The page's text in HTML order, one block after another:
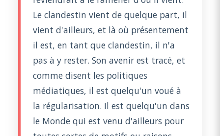
Le clandestin vient de quelque part, il
vient d'ailleurs, et là où présentement
il est, en tant que clandestin, il n'a
pas à y rester. Son avenir est tracé, et
comme disent les politiques
médiatiques, il est quelqu'un voué à
la régularisation. Il est quelqu'un dans
le Monde qui est venu d'ailleurs pour